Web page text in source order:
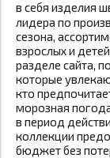
в себя изделия
лидера по
сезона,
взрослых и
разделе сайта,
которые
кто
морозная
в период
коллекции
бюджет без